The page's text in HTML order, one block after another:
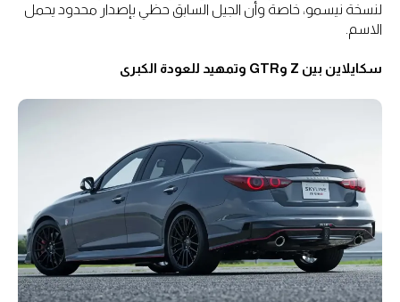
لنسخة نيسمو، خاصة وأن الجيل السابق حظي بإصدار محدود يحمل
الاسم.
سكايلاين بين Z وGTR وتمهيد للعودة الكبرى